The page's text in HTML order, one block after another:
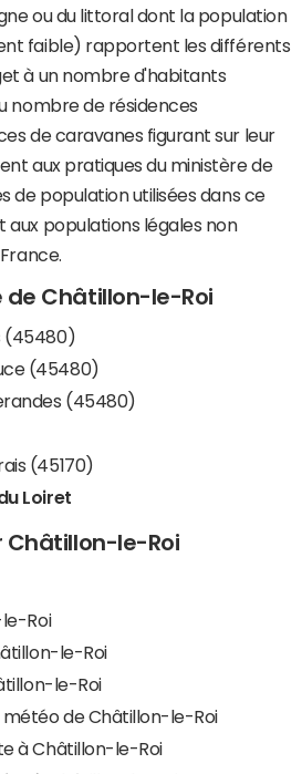
ou du littoral dont la population
faible) rapportent les différents
à un nombre d'habitants
nombre de résidences
de caravanes figurant sur leur
aux pratiques du ministère de
de population utilisées dans ce
populations légales non
de Châtillon-le-Roi
(45480)
(45480)
(45480)
(45170)
Loiret
Châtillon-le-Roi
Roi
le-Roi
le-Roi
de Châtillon-le-Roi
à Châtillon-le-Roi